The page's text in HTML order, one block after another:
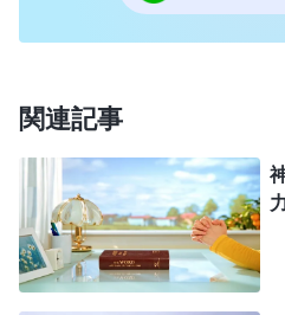
以上耐えられなくなり、死
を内側から啓きました。「
うな認識をもっていない。
みには価値がなく、……
し、死を考えるようになる
関連記事